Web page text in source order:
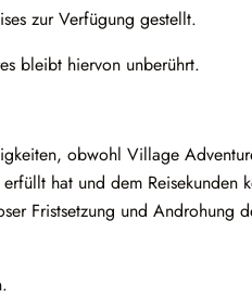
zur Verfügung gestellt.
bleibt hiervon unberührt.
obwohl Village
hat und dem Reisekunden
Fristsetzung und Androhung